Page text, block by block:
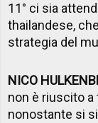
11° ci sia
thailandese,
strategia del
NICO
non è riuscito a
nonostante si